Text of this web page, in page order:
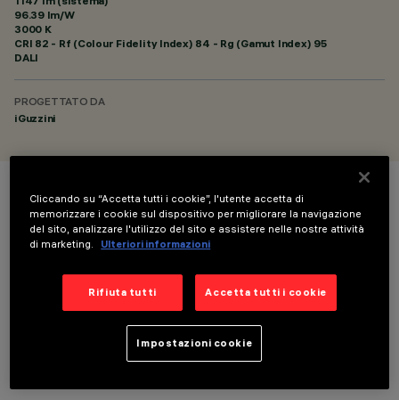
96.39 lm/W
3000 K
CRI 82 - Rf (Colour Fidelity Index) 84 - Rg (Gamut Index) 95
DALI
PROGETTATO DA
iGuzzini
COLORE
DATI TECNICI
ULTIMO AGGIORNAMENTO: 01/08/2026
Cliccando su “Accetta tutti i cookie”, l'utente accetta di
memorizzare i cookie sul dispositivo per migliorare la navigazione
del sito, analizzare l'utilizzo del sito e assistere nelle nostre attività
di marketing.
Ulteriori informazioni
Rifiuta tutti Accetta tutti i cookie
Impostazioni cookie